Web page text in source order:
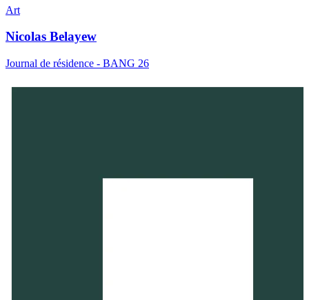
Art
Nicolas Belayew
Journal de résidence - BANG 26